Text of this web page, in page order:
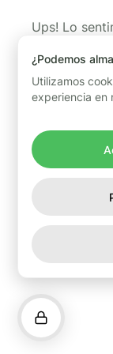
Ups! Lo
página que
página
¿Podemos
Utilizamos
experiencia en